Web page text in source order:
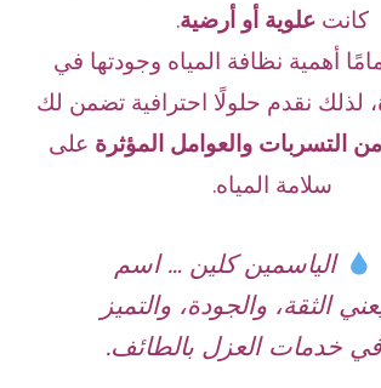
كانتعلوية أو أرضية.
أهمية نظافة المياه وجودتها في
لذلك نقدم حلولًا احترافية تضمن لك
التسربات والعوامل المؤثرة على
سلامة المياه.
الياسمين كلين … اسم
الثقة، والجودة، والتميز
في خدمات العزل بالطائف.